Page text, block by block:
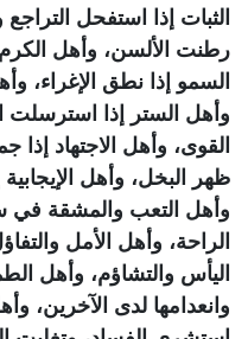
الثبات إذا استفحل
رطنت الألسن، وأهل الكرم
السمو إذا نطق الإغراء،
وأهل الستر إذا استرسلت
القوى، وأهل الاجتهاد إذا
ظهر البخل، وأهل
وأهل التعب والمشقة في
الراحة، وأهل الأمل
اليأس والتشاؤم، وأهل
وانعدامها لدى الآخرين،